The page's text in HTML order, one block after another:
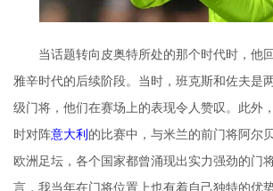
当话题转向皮奥特所处的那个时代时，他
雅辛时代的后续阶段。当时，班克斯和佐夫是
级门将，他们在赛场上的表现令人赞叹。此外
时对阵意大利的比赛中，与米兰的前门将阿尔
欧洲足坛，各个国家都曾涌现出实力强劲的门
言，我当年在门将位置上也有着自己独特的优